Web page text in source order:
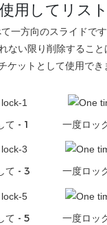
用してリス
一方向のスライドで
ない限り削除するこ
ケットとして使用でき
て - 1 一度ロッ
て - 3 一度ロッ
て - 5 一度ロッ